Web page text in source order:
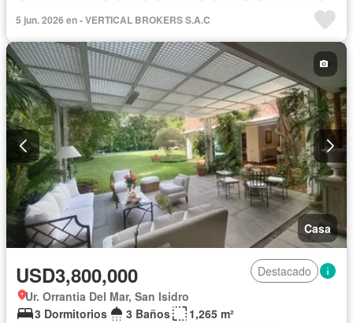
Sin amoblar
5 jun. 2026 en - VERTICAL BROKERS S.A.C
Casa
USD3,800,000
Destacado
Ur. Orrantia Del Mar, San Isidro
3 Dormitorios
3 Baños
1,265 m²